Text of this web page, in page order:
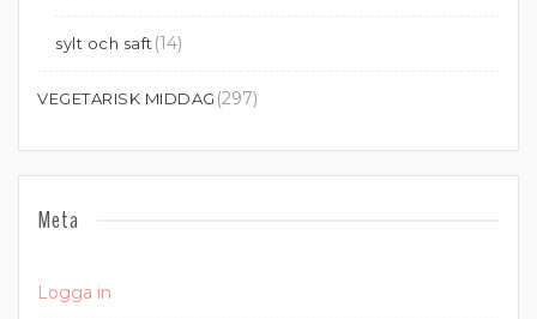
sylt och saft (14)
VEGETARISK MIDDAG (297)
Meta
Logga in